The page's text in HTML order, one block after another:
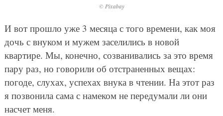
© Pixabay
И вот прошло уже 3 месяца с того времени, как моя
дочь с внуком и мужем заселились в новой
квартире. Мы, конечно, созванивались за это время
пару раз, но говорили об отстраненных вещах:
погоде, слухах, успехах внука в чтении. На этот раз
я позвонила сама с намеком не передумали ли они
насчет меня.